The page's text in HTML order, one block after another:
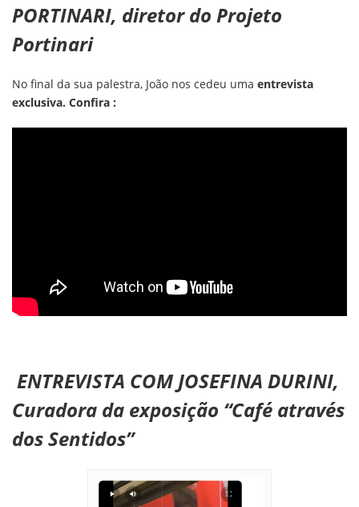
PORTINARI, diretor do Projeto
Portinari
No final da sua palestra, João nos cedeu uma entrevista
exclusiva. Confira :
ENTREVISTA COM JOSEFINA DURINI,
Curadora da exposição “Café através
dos Sentidos”